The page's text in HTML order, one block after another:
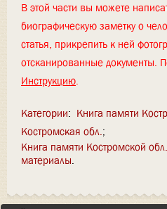
В этой части вы можете
биографическую заметку о
статья, прикрепить к ней
отсканированные документы.
Инструкцию.
Категории: Книга памяти
Костромская обл.
Книга памяти Костромской
материалы